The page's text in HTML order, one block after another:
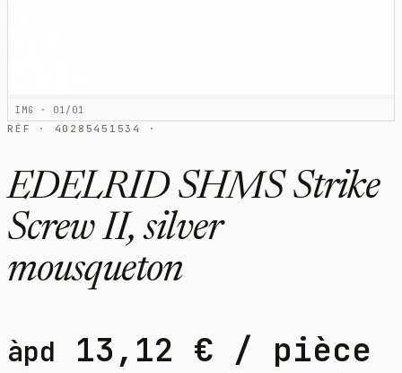
IMG · 01/01
RÉF · 40285451534 ·
EDELRID SHMS Strike
Screw II, silver
mousqueton
àpd 13,12 € / pièce